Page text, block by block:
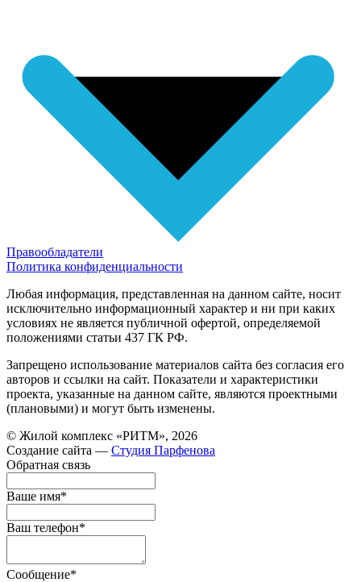
Правообладатели
Политика конфиденциальности
Любая информация, представленная на данном сайте, носит
исключительно информационный характер и ни при каких
условиях не является публичной офертой, определяемой
положениями статьи 437 ГК РФ.
Запрещено использование материалов сайта без согласия его
авторов и ссылки на сайт. Показатели и характеристики
проекта, указанные на данном сайте, являются проектными
(плановыми) и могут быть изменены.
© Жилой комплекс «РИТМ», 2026
Создание сайта — Студия Парфенова
Обратная связь
Ваше имя*
Ваш телефон*
Сообщение*